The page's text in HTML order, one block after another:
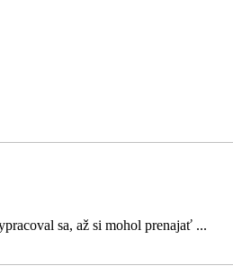
sa, až si mohol prenajať ...